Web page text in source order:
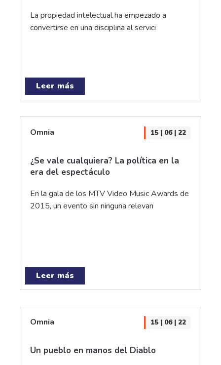
La propiedad intelectual ha empezado a
convertirse en una disciplina al servici
Leer más
Omnia 15 | 06 | 22
¿Se vale cualquiera? La política en la
era del espectáculo
En la gala de los MTV Video Music Awards de
2015, un evento sin ninguna relevan
Leer más
Omnia 15 | 06 | 22
Un pueblo en manos del Diablo